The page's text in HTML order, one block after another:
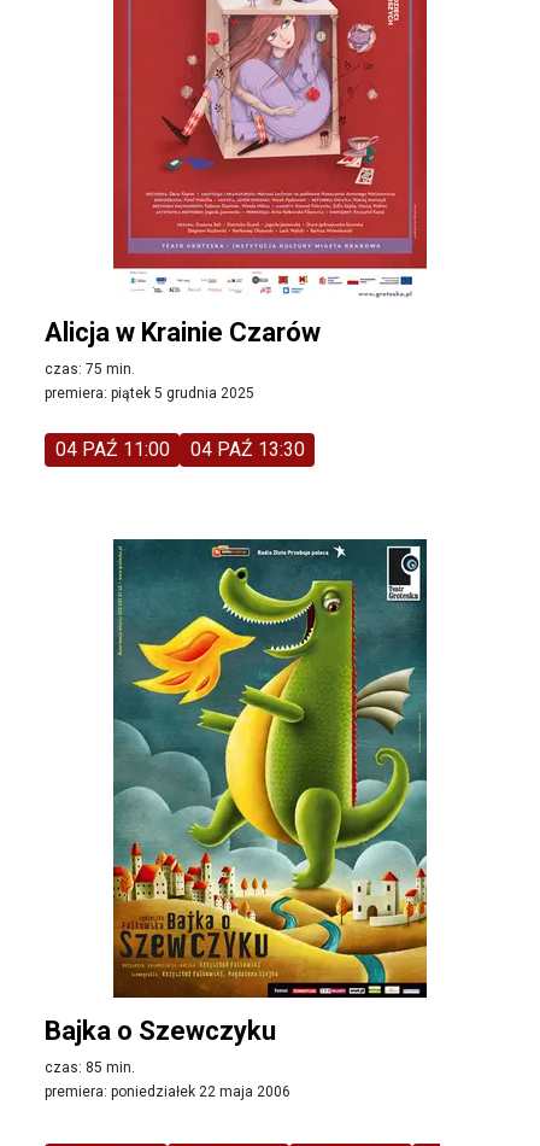
Alicja w Krainie Czarów
czas: 75 min.
premiera: piątek 5 grudnia 2025
04 PAŹ 11:00 04 PAŹ 13:30
Bajka o Szewczyku
czas: 85 min.
premiera: poniedziałek 22 maja 2006